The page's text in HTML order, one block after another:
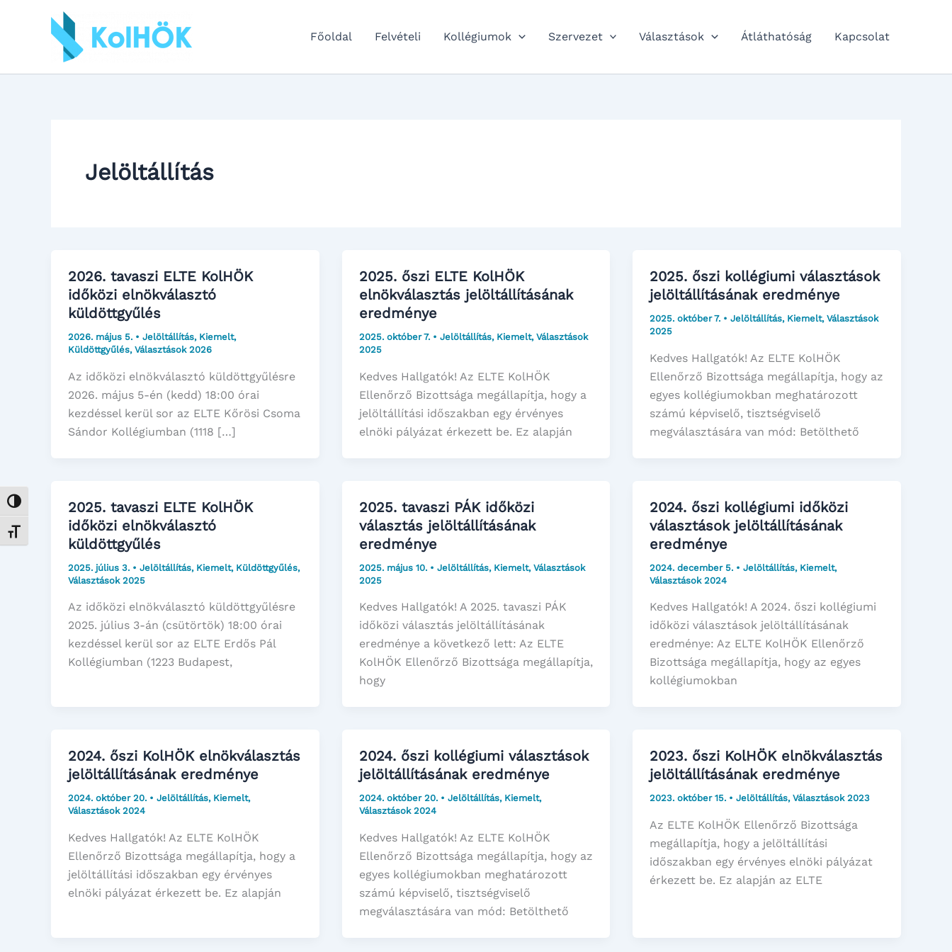
Nagy kontraszt váltása
Betűméret váltása
Főoldal Felvételi Kollégiumok Szervezet Választások Átláthatóság Kapcsolat
Jelöltállítás
2026. tavaszi ELTE KolHÖK
időközi elnökválasztó
küldöttgyűlés
2026. május 5. • Jelöltállítás, Kiemelt,
Küldöttgyűlés, Választások 2026
Az időközi elnökválasztó küldöttgyűlésre
2026. május 5-én (kedd) 18:00 órai
kezdéssel kerül sor az ELTE Kőrösi Csoma
Sándor Kollégiumban (1118 […]
2025. őszi ELTE KolHÖK
elnökválasztás jelöltállításának
eredménye
2025. október 7. • Jelöltállítás, Kiemelt, Választások
2025
Kedves Hallgatók! Az ELTE KolHÖK
Ellenőrző Bizottsága megállapítja, hogy a
jelöltállítási időszakban egy érvényes
elnöki pályázat érkezett be. Ez alapján
2025. őszi kollégiumi választások
jelöltállításának eredménye
2025. október 7. •Jelöltállítás, Kiemelt,Választások
2025
Kedves Hallgatók! Az ELTE KolHÖK
Ellenőrző Bizottsága megállapítja, hogy az
egyes kollégiumokban meghatározott
számú képviselő, tisztségviselő
megválasztására van mód: Betölthető
2025. tavaszi ELTE KolHÖK
időközi elnökválasztó
küldöttgyűlés
2025. július 3. • Jelöltállítás, Kiemelt, Küldöttgyűlés,
Választások 2025
Az időközi elnökválasztó küldöttgyűlésre
2025. július 3-án (csütörtök) 18:00 órai
kezdéssel kerül sor az ELTE Erdős Pál
Kollégiumban (1223 Budapest,
2025. tavaszi PÁK időközi
választás jelöltállításának
eredménye
2025. május 10. • Jelöltállítás, Kiemelt, Választások
2025
Kedves Hallgatók! A 2025. tavaszi PÁK
időközi választás jelöltállításának
eredménye a következő lett: Az ELTE
KolHÖK Ellenőrző Bizottsága megállapítja,
hogy
2024. őszi kollégiumi időközi
választások jelöltállításának
eredménye
2024. december 5. •Jelöltállítás, Kiemelt,
Választások 2024
Kedves Hallgatók! A 2024. őszi kollégiumi
időközi választások jelöltállításának
eredménye: Az ELTE KolHÖK Ellenőrző
Bizottsága megállapítja, hogy az egyes
kollégiumokban
2024. őszi KolHÖK elnökválasztás
jelöltállításának eredménye
2024. október 20. • Jelöltállítás, Kiemelt,
Választások 2024
Kedves Hallgatók! Az ELTE KolHÖK
Ellenőrző Bizottsága megállapítja, hogy a
jelöltállítási időszakban egy érvényes
elnöki pályázat érkezett be. Ez alapján
2024. őszi kollégiumi választások
jelöltállításának eredménye
2024. október 20. • Jelöltállítás, Kiemelt,
Választások 2024
Kedves Hallgatók! Az ELTE KolHÖK
Ellenőrző Bizottsága megállapítja, hogy az
egyes kollégiumokban meghatározott
számú képviselő, tisztségviselő
megválasztására van mód: Betölthető
2023. őszi KolHÖK elnökválasztás
jelöltállításának eredménye
2023. október 15. •Jelöltállítás,Választások 2023
Az ELTE KolHÖK Ellenőrző Bizottsága
megállapítja, hogy a jelöltállítási
időszakban egy érvényes elnöki pályázat
érkezett be. Ez alapján az ELTE